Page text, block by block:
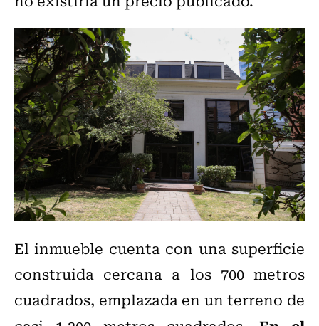
El inmueble cuenta con una superficie
construida cercana a los 700 metros
cuadrados, emplazada en un terreno de